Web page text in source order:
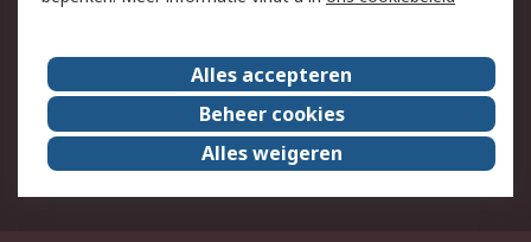
Over RS
RS Group
Over ons
RS wereldwijd
Werken bij RS
ESG
Alles accepteren
Beheer cookies
Alles weigeren